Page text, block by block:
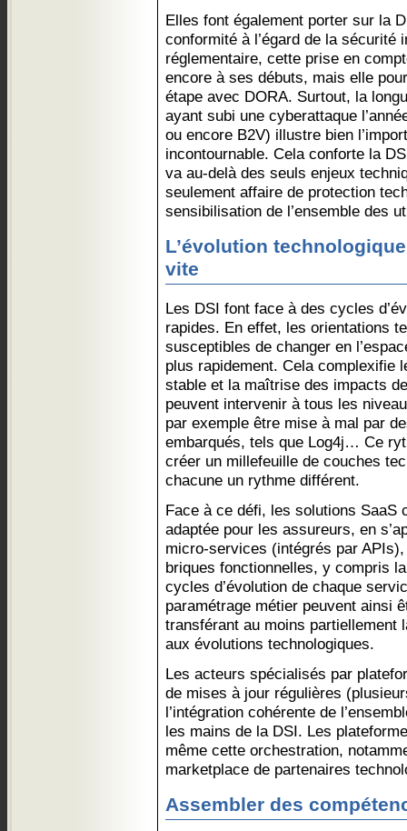
Elles font également porter sur la
conformité à l’égard de la sécurité
réglementaire, cette prise en
encore à ses débuts, mais elle
étape avec DORA. Surtout, la
ayant subi une cyberattaque
ou encore B2V) illustre bien
incontournable. Cela conforte la
va au-delà des seuls enjeux
seulement affaire de protection
sensibilisation de l’ensemble des
L’évolution
vite
Les DSI font face à des cycles
rapides. En effet, les orientations
susceptibles de changer en
plus rapidement. Cela complexifie
stable et la maîtrise des impacts
peuvent intervenir à tous les
par exemple être mise à mal par
embarqués, tels que Log4j… Ce
créer un millefeuille de couches
chacune un rythme différent.
Face à ce défi, les solutions SaaS
adaptée pour les assureurs, en
micro-services (intégrés par
briques fonctionnelles, y compris
cycles d’évolution de chaque
paramétrage métier peuvent ainsi
transférant au moins partiellement
aux évolutions technologiques.
Les acteurs spécialisés par
de mises à jour régulières
l’intégration cohérente de
les mains de la DSI. Les
même cette orchestration,
marketplace de partenaires
Assembler des